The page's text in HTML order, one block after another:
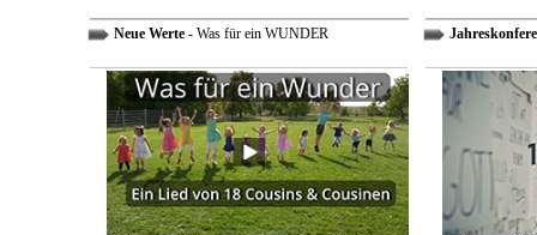
Neue Werte- Was für ein WUNDER